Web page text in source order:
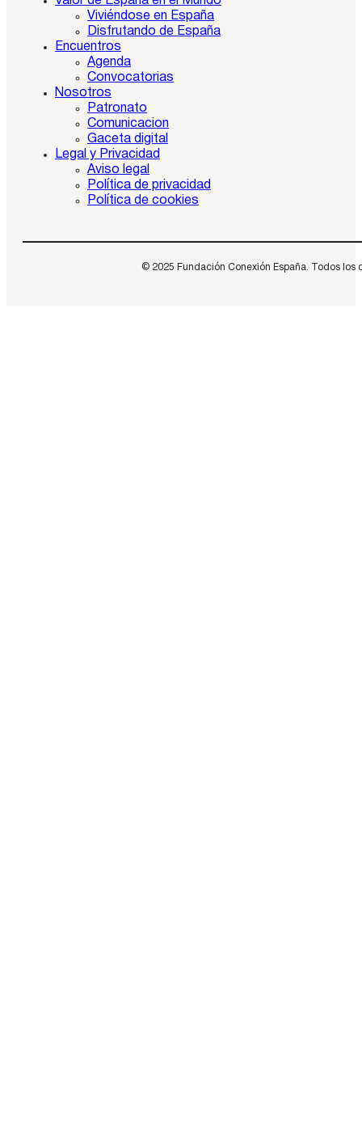
Viviéndose en España
Disfrutando de España
Encuentros
Agenda
Convocatorias
Nosotros
Patronato
Comunicacion
Gaceta digital
Legal y Privacidad
Aviso legal
Política de privacidad
Política de cookies
© 2025 Fundación Conexión España. Todos los